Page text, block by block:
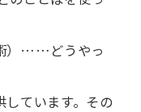
）……どうやっ
ています。その